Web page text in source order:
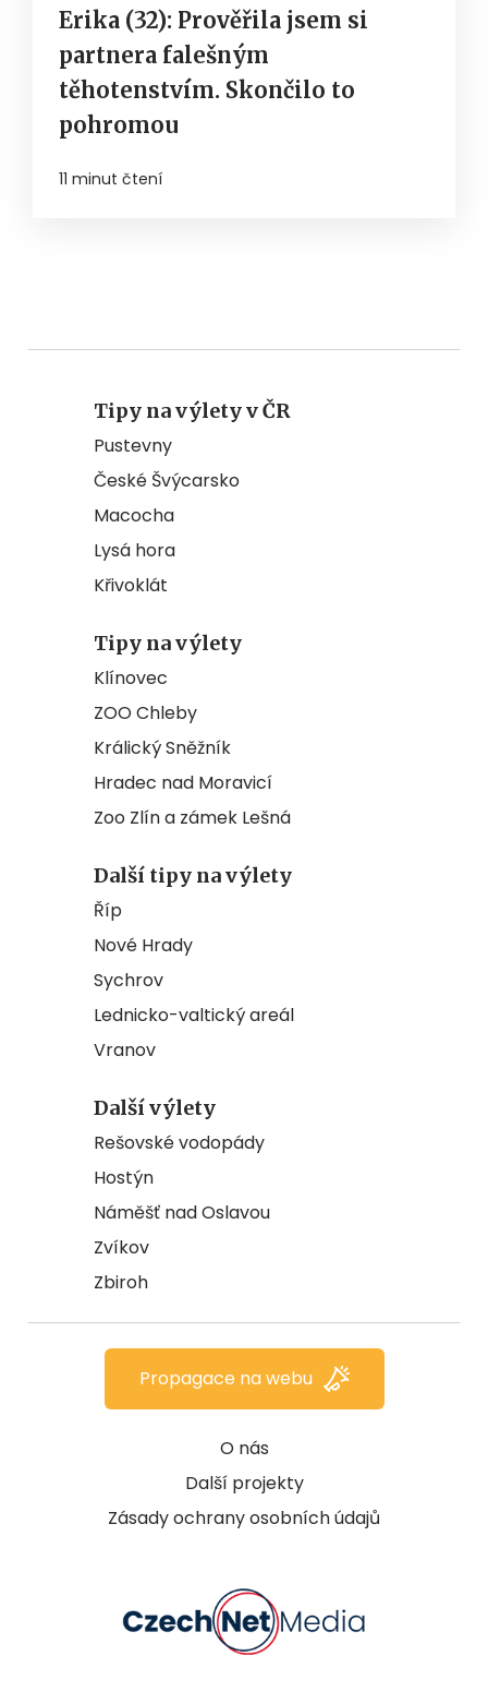
Erika (32): Prověřila jsem si
partnera falešným
těhotenstvím. Skončilo to
pohromou
11 minut čtení
Tipy na výlety v ČR
Pustevny
České Švýcarsko
Macocha
Lysá hora
Křivoklát
Tipy na výlety
Klínovec
ZOO Chleby
Králický Sněžník
Hradec nad Moravicí
Zoo Zlín a zámek Lešná
Další tipy na výlety
Říp
Nové Hrady
Sychrov
Lednicko-valtický areál
Vranov
Další výlety
Rešovské vodopády
Hostýn
Náměšť nad Oslavou
Zvíkov
Zbiroh
O nás
Další projekty
Zásady ochrany osobních údajů
Propagace na webu